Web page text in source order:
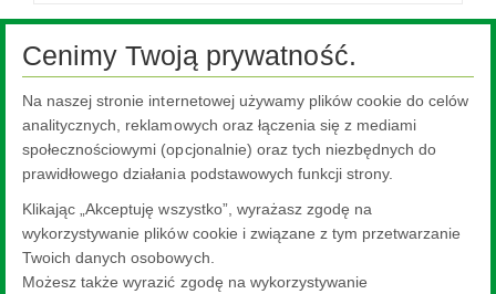
Ta treść jest niedostępna, ponieważ wymaga włączenia plików
cookie, które są obecnie zablokowane. Aby zmienić swoje
ustawienia, kliknij tutaj.
Cenimy Twoją prywatność.
Na naszej stronie internetowej używamy plików cookie do celów
analitycznych, reklamowych oraz łączenia się z mediami
społecznościowymi (opcjonalnie) oraz tych niezbędnych do
prawidłowego działania podstawowych funkcji strony.
Klikając „Akceptuję wszystko”, wyrażasz zgodę na
wykorzystywanie plików cookie i związane z tym przetwarzanie
Twoich danych osobowych.
Możesz także wyrazić zgodę na wykorzystywanie